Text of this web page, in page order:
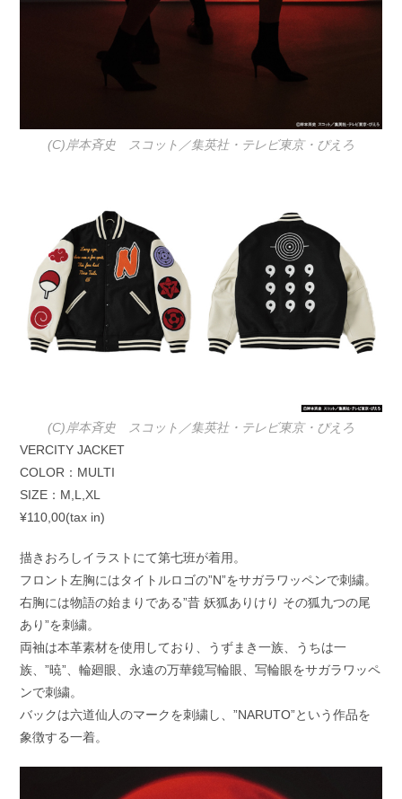
(C)岸本斉史 スコット／集英社・テレビ東京・ぴえろ
(C)岸本斉史 スコット／集英社・テレビ東京・ぴえろ
VERCITY JACKET
COLOR：MULTI
SIZE：M,L,XL
¥110,00(tax in)
描きおろしイラストにて第七班が着用。
フロント左胸にはタイトルロゴの”N”をサガラワッペンで刺繍。
右胸には物語の始まりである”昔 妖狐ありけり その狐九つの尾
あり”を刺繍。
両袖は本革素材を使用しており、うずまき一族、うちは一
族、”暁”、輪廻眼、永遠の万華鏡写輪眼、写輪眼をサガラワッペ
ンで刺繍。
バックは六道仙人のマークを刺繍し、”NARUTO”という作品を
象徴する一着。